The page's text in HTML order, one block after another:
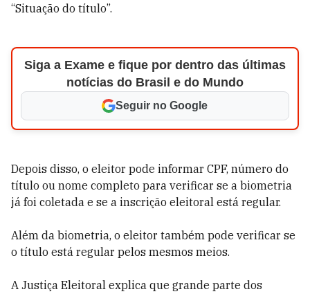
“Situação do título”.
Siga a Exame e fique por dentro das últimas
notícias do Brasil e do Mundo
Seguir no Google
Depois disso, o eleitor pode informar CPF, número do
título ou nome completo para verificar se a biometria
já foi coletada e se a inscrição eleitoral está regular.
Além da biometria, o eleitor também pode verificar se
o título está regular pelos mesmos meios.
A Justiça Eleitoral explica que grande parte dos